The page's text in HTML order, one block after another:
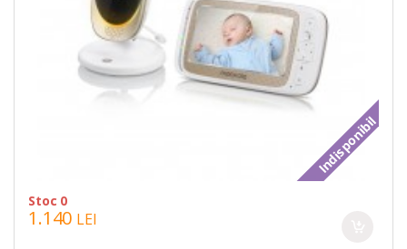
Indisponibil
Stoc 0
1.140 LEI